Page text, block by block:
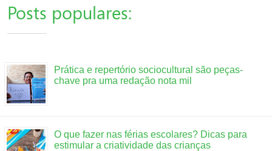
Posts populares:
Prática e repertório sociocultural são peças-
chave pra uma redação nota mil
O que fazer nas férias escolares? Dicas para
estimular a criatividade das crianças